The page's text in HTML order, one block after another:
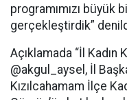
programımızı büyük
gerçekleştirdik”
Açıklamada “İl Kadın
@akgul_aysel, İl
Kızılcahamam İlçe